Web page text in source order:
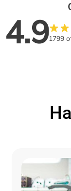
4.91799